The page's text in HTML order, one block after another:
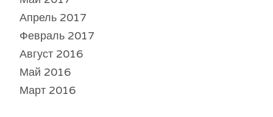
Апрель 2017
Февраль 2017
Август 2016
Май 2016
Март 2016